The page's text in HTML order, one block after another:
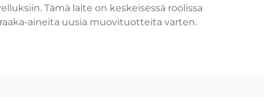
Tämä laite on keskeisessä roolissa
aineita uusia muovituotteita varten.